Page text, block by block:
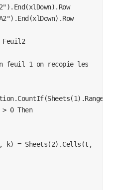
1 on recopie les
0 Then